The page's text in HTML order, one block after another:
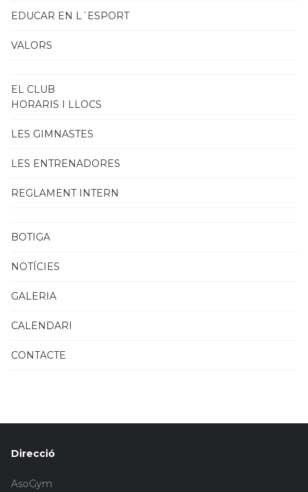
EDUCAR EN L´ESPORT
VALORS
EL CLUB
HORARIS I LLOCS
LES GIMNASTES
LES ENTRENADORES
REGLAMENT INTERN
BOTIGA
NOTÍCIES
GALERIA
CALENDARI
CONTACTE
Direcció
AsoGym